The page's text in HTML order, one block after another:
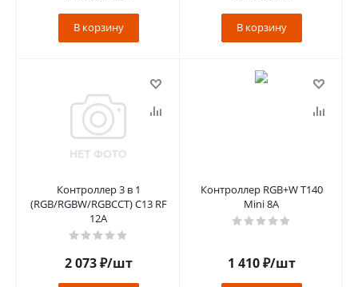
В корзину В корзину
Контроллер 3 в 1
(RGB/RGBW/RGBCCT) C13 RF
12А
2 073₽/шт
Контроллер RGB+W T140
Mini 8A
1 410₽/шт